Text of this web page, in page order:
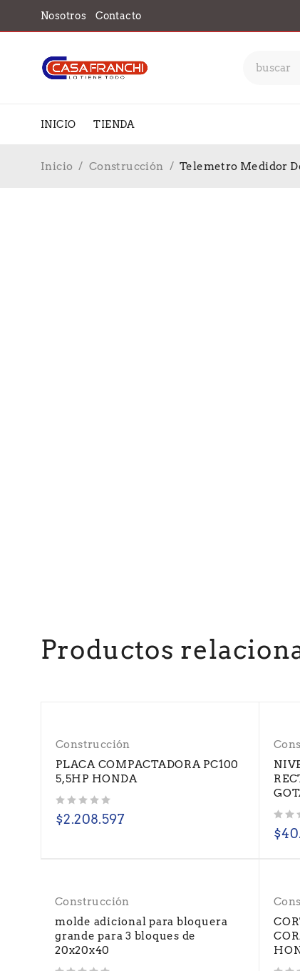
Nosotros Contacto
INICIO TIENDA
Inicio / Construcción / Telemetro Medidor
Productos
Construcción
PLACA COMPACTADORA PC100
5,5HP HONDA
$2.208.597
$
Construcción
molde adicional para bloquera
grande para 3 bloques de
20x20x40